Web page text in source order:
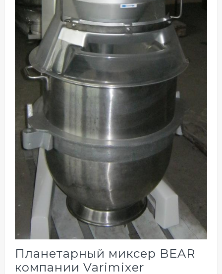
Планетарный миксер BEAR
компании Varimixer